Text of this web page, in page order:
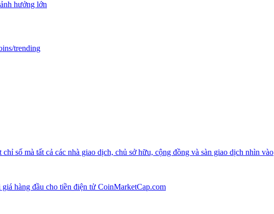
hưởng lớn
trending
số mà tất cả các nhà giao dịch, chủ sở hữu, cộng đồng và sàn giao dịch nhìn vào
hàng đầu cho tiền điện tử CoinMarketCap.com